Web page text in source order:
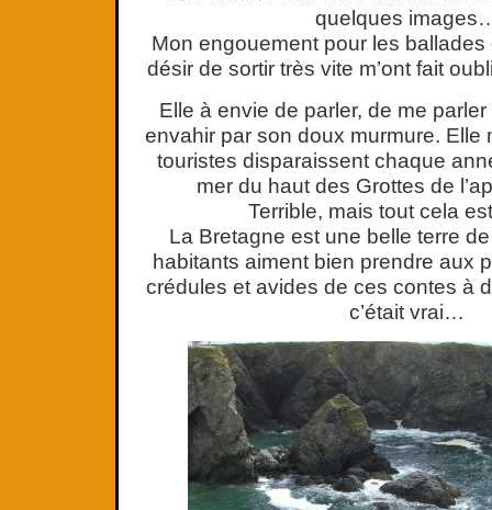
quelques
Mon engouement pour les ballades
désir de sortir très vite m’ont fait
Elle à envie de parler, de me
envahir par son doux murmure. Elle
touristes disparaissent chaque
mer du haut des Grottes de
Terrible, mais tout cela
La Bretagne est une belle terre
habitants aiment bien prendre aux
crédules et avides de ces contes à
c’était vrai…